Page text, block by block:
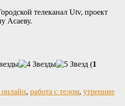
телеканал Utv, проект
Асаеву.
(1
, работа с телом, утренние